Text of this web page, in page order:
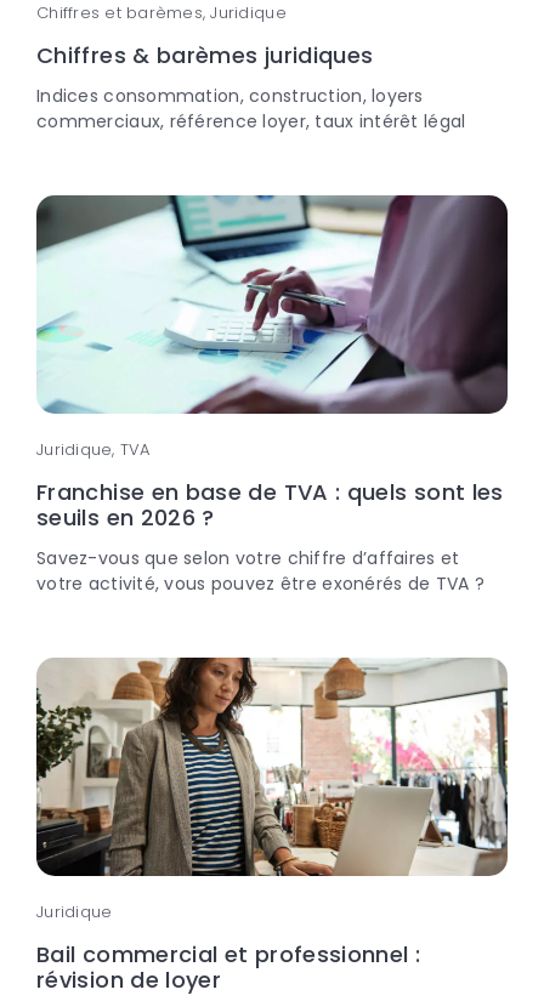
Chiffres et barèmes, Juridique
Chiffres & barèmes juridiques
Indices consommation, construction, loyers
commerciaux, référence loyer, taux intérêt légal
Juridique, TVA
Franchise en base de TVA : quels sont les
seuils en 2026 ?
Savez-vous que selon votre chiffre d’affaires et
votre activité, vous pouvez être exonérés de TVA ?
Juridique
Bail commercial et professionnel :
révision de loyer